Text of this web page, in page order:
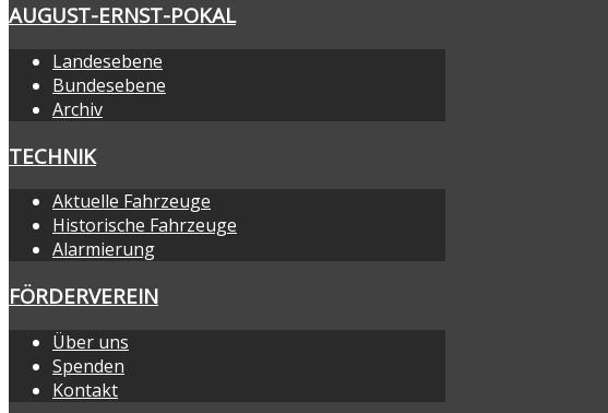
AUGUST-ERNST-POKAL
Landesebene
Bundesebene
Archiv
TECHNIK
Aktuelle Fahrzeuge
Historische Fahrzeuge
Alarmierung
FÖRDERVEREIN
Über uns
Spenden
Kontakt